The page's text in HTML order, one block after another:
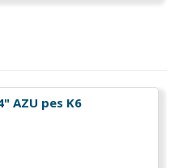
AZU pes K6